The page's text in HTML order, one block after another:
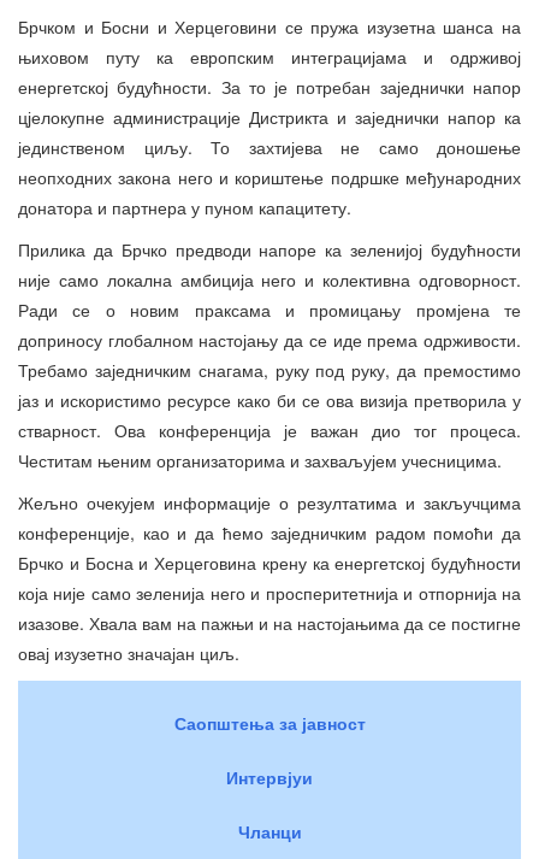
Брчком и Босни и Херцеговини се пружа изузетна шанса на
њиховом путу ка европским интеграцијама и одрживој
енергетској будућности. За то је потребан заједнички напор
цјелокупне администрације Дистрикта и заједнички напор ка
јединственом циљу. То захтијева не само доношење
неопходних закона него и кориштење подршке међународних
донатора и партнера у пуном капацитету.
Прилика да Брчко предводи напоре ка зеленијој будућности
није само локална амбиција него и колективна одговорност.
Ради се о новим праксама и промицању промјена те
доприносу глобалном настојању да се иде према одрживости.
Требамо заједничким снагама, руку под руку, да премостимо
јаз и искористимо ресурсе како би се ова визија претворила у
стварност. Ова конференција је важан дио тог процеса.
Честитам њеним организаторима и захваљујем учесницима.
Жељно очекујем информације о резултатима и закључцима
конференције, као и да ћемо заједничким радом помоћи да
Брчко и Босна и Херцеговина крену ка енергетској будућности
која није само зеленија него и просперитетнија и отпорнија на
изазове. Хвала вам на пажњи и на настојањима да се постигне
овај изузетно значајан циљ.
Саопштења за јавност
Интервјуи
Чланци